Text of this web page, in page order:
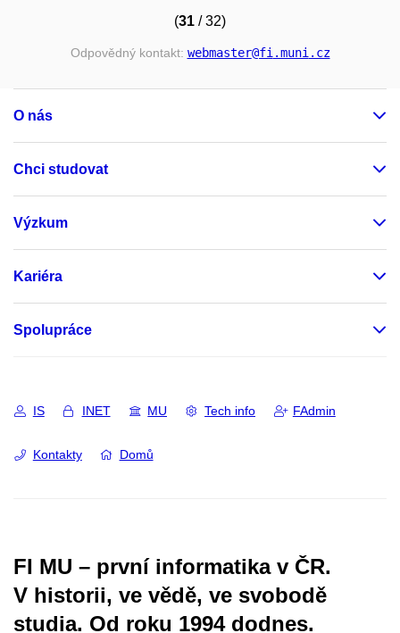
(31 / 32)
Odpovědný kontakt: webmaster@fi.muni.cz
O nás
Chci studovat
Výzkum
Kariéra
Spolupráce
IS INET MU Tech info FAdmin
Kontakty Domů
FI MU – první informatika v ČR.
V historii, ve vědě, ve svobodě
studia. Od roku 1994 dodnes.